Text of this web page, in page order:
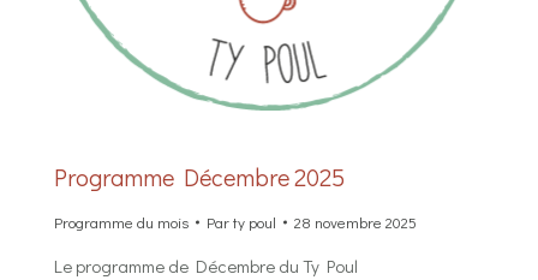
Programme Décembre 2025
Programme du mois Party poul 28 novembre 2025
Le programme de Décembre du Ty Poul